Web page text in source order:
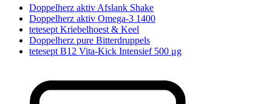
Doppelherz aktiv Afslank Shake
Doppelherz aktiv Omega-3 1400
tetesept Kriebelhoest & Keel
Doppelherz pure Bitterdruppels
tetesept B12 Vita-Kick Intensief 500 μg